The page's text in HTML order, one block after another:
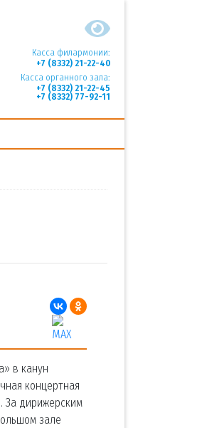
Касса филармонии:
+7 (8332) 21-22-40
Касса органного зала:
+7 (8332) 21-22-45
+7 (8332) 77-92-11
в канун
концертная
За дирижерским
зале